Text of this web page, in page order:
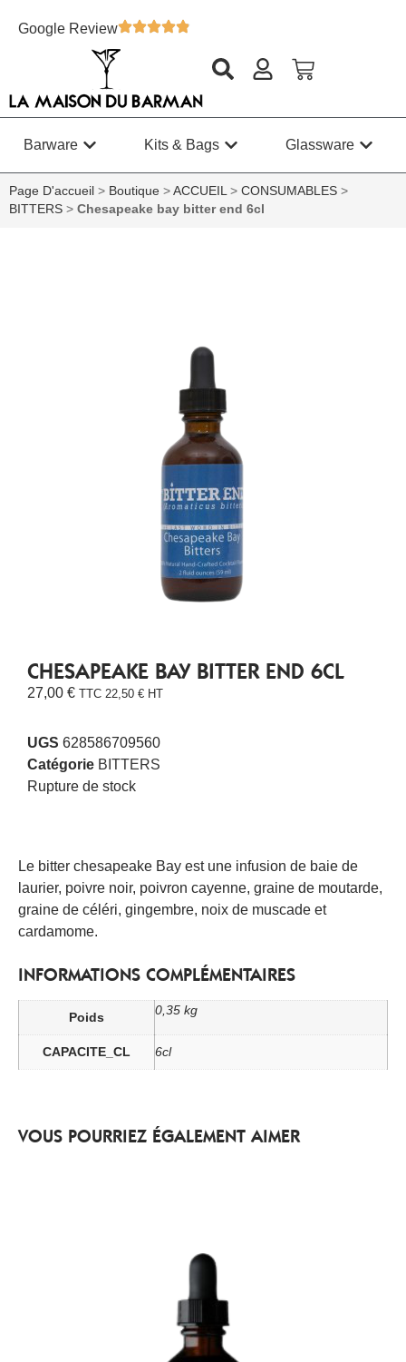
Google Review
Barware Kits & Bags Glassware
Page D'accueil > Boutique > ACCUEIL> CONSUMABLES >
BITTERS > Chesapeake bay bitter end 6cl
CHESAPEAKE BAY BITTER END 6CL
27,00 € TTC 22,50 € HT
UGS 628586709560
Catégorie BITTERS
Rupture de stock
Le bitter chesapeake Bay est une infusion de baie de
laurier, poivre noir, poivron cayenne, graine de moutarde,
graine de céléri, gingembre, noix de muscade et
cardamome.
INFORMATIONS COMPLÉMENTAIRES
Poids 0,35 kg
CAPACITE_CL 6cl
VOUS POURRIEZ ÉGALEMENT AIMER